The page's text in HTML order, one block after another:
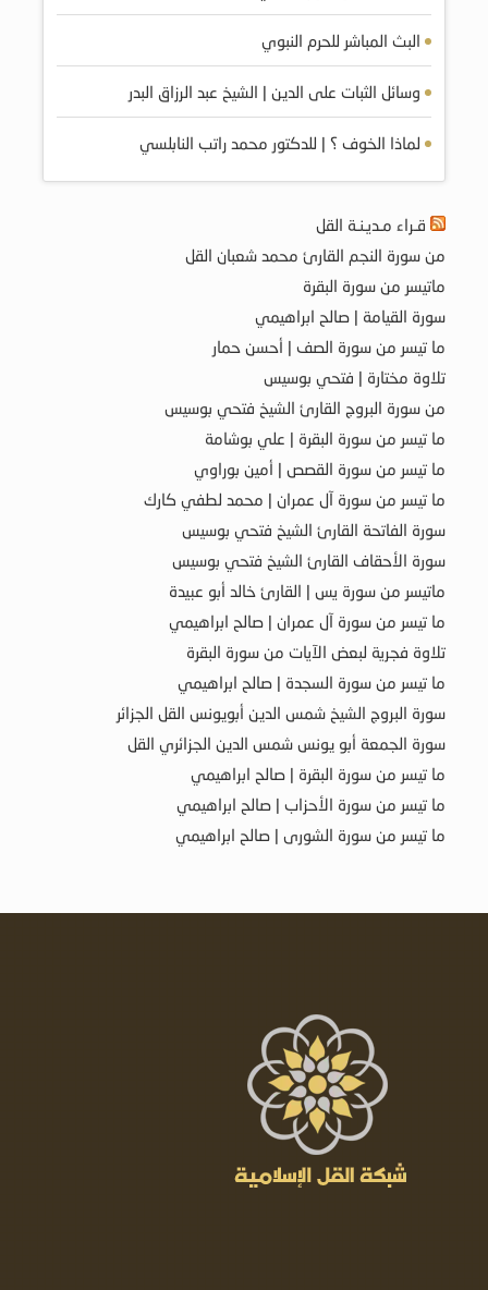
البث المباشر للحرم النبوي
وسائل الثبات على الدين | الشيخ عبد الرزاق البدر
لماذا الخوف ؟ | للدكتور محمد راتب النابلسي
قـراء مـديـنـة القل
من سورة النجم القارئ محمد شعبان القل
ماتيسر من سورة البقرة
سورة القيامة | صالح ابراهيمي
ما تيسر من سورة الصف | أحسن حمار
تلاوة مختارة | فتحي بوسيس
من سورة البروج القارئ الشيخ فتحي بوسيس
ما تيسر من سورة البقرة | علي بوشامة
ما تيسر من سورة القصص | أمين بوراوي
ما تيسر من سورة آل عمران | محمد لطفي كارك
سورة الفاتحة القارئ الشيخ فتحي بوسيس
سورة الأحقاف القارئ الشيخ فتحي بوسيس
ماتيسر من سورة يس | القارئ خالد أبو عبيدة
ما تيسر من سورة آل عمران | صالح ابراهيمي
تلاوة فجرية لبعض الآيات من سورة البقرة
ما تيسر من سورة السجدة | صالح ابراهيمي
سورة البروج الشيخ شمس الدين أبويونس القل الجزائر
سورة الجمعة أبو يونس شمس الدين الجزائري القل
ما تيسر من سورة البقرة | صالح ابراهيمي
ما تيسر من سورة الأحزاب | صالح ابراهيمي
ما تيسر من سورة الشورى | صالح ابراهيمي